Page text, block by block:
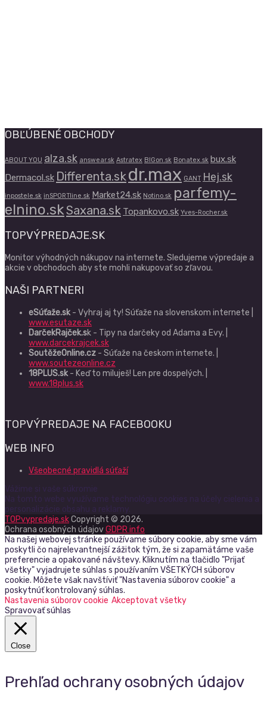
OBĽÚBENÉ OBCHODY
ABOUT YOU alza.sk answear.sk Astratex BIGon.sk Bonatex.sk bux.sk
Dermacol.sk Differenta.skdr.max GANT Hej.sk
inpostele.sk inSPORTline.sk Market24.sk Notino.sk parfemy-
elnino.skSaxana.sk Topankovo.sk Yves-Rocher.sk
TOPVÝPREDAJE.SK
Monitor výhodných nákupov na internete. Sledujeme výpredaje a
akcie v obchodoch aby ste mohli nakupovať so zľavou.
NAŠI PARTNERI
eSúťaže.sk- Vyhraj aj ty! Súťaže na slovenskom internete |
www.esutaze.sk
DarčekRajček.sk - Tipy na darčeky od Adama a Evy. |
www.darcekrajcek.sk
SoutěžeOnline.cz - Súťaže na českom internete. |
www.soutezeonline.cz
18PLUS.sk- Keď to miluješ! Len pre dospelých. |
www.18plus.sk
TOPVÝPREDAJE NA FACEBOOKU
WEB INFO
Všeobecné pravidlá súťaží
Vážime si vaše súkromie
Na tomto webe využívame technológiu cookies na účely cielenia a
personalizácie obsahu a reklamy.
TOPvypredaje.skCopyright © 2026.
Ochrana osobných údajovGDPR info
Na našej webovej stránke používame súbory cookie, aby sme vám
poskytli čo najrelevantnejší zážitok tým, že si zapamätáme vaše
preferencie a opakované návštevy. Kliknutím na tlačidlo "Prijať
všetky" vyjadrujete súhlas s používaním VŠETKÝCH súborov
cookie. Môžete však navštíviť "Nastavenia súborov cookie" a
poskytnúť kontrolovaný súhlas.
Nastavenia súborov cookie Akceptovat všetky
Spravovať súhlas
Close
Prehľad ochrany osobných údajov